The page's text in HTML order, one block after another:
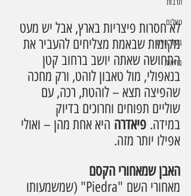
תרבות
טיולים
בעלי חיים
בריאות
לא חסרות פיצריות בארץ, אבל יש מעט
מקומות שבאמת מצליחים להעביר את
התחושה שאתה יושב ברחוב קטן
בנאפולי, מול טאבון לוהט, ורק מחכה
שהפיצה תצא – לוהטת, רכה, עם
שוליים תפוחים וחרוכים בדיוק
במידה. פיאדרה היא אחת מהן – ואולי
אפילו יותר מזה.
האבן שמאחורי הקסם
מאחורי השם "Piedra" (שמשמעותו